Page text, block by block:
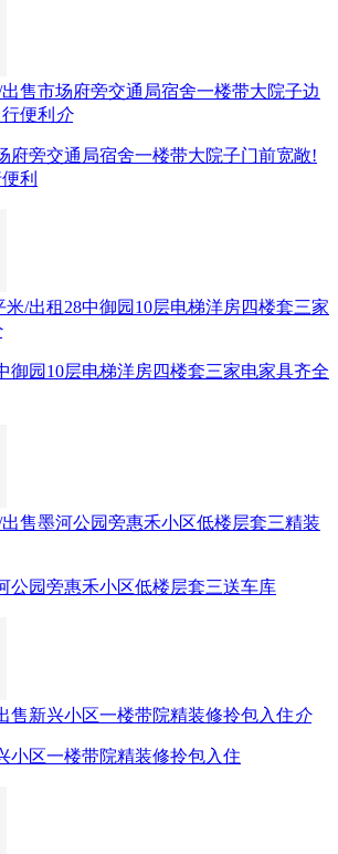
出售市场府旁交通局宿舍一楼带大院子边
便利 介
府旁交通局宿舍一楼带大院子门前宽敞!
利
米/出租28中御园10层电梯洋房四楼套三家
御园10层电梯洋房四楼套三家电家具齐全
出售墨河公园旁惠禾小区低楼层套三精装
公园旁惠禾小区低楼层套三送车库
售新兴小区一楼带院精装修拎包入住介
小区一楼带院精装修拎包入住